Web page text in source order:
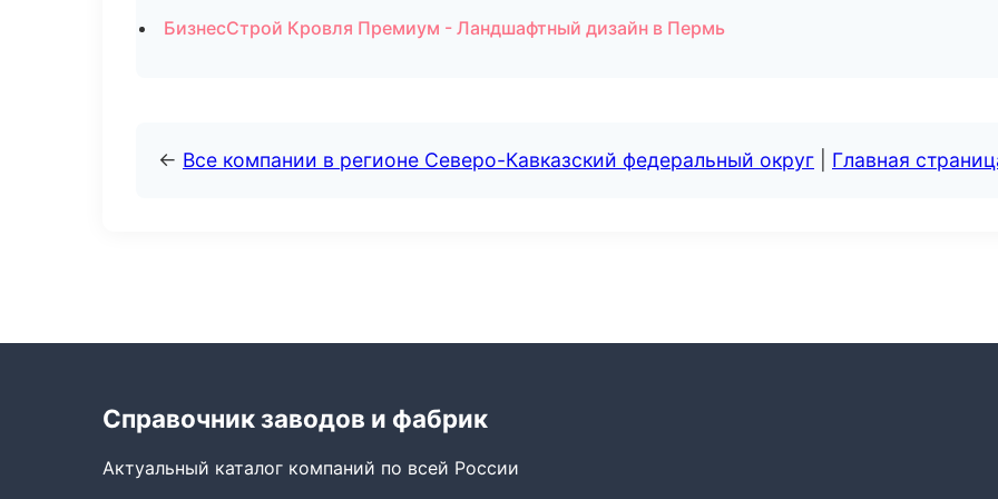
БизнесСтрой Кровля Премиум - Ландшафтный дизайн в Пермь
← Все компании в регионе Северо-Кавказский федеральный округ Главная
Справочник заводов и фабрик
Актуальный каталог компаний по всей России